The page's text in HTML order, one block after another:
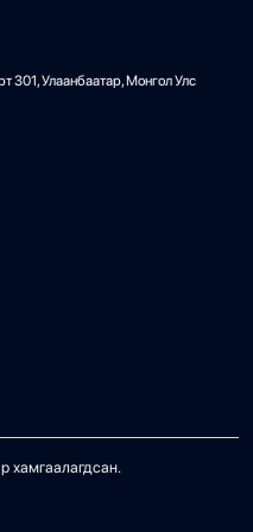
301, Улаанбаатар, Монгол Улс
хамгаалагдсан.